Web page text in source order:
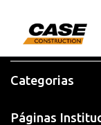
Categorias
Páginas